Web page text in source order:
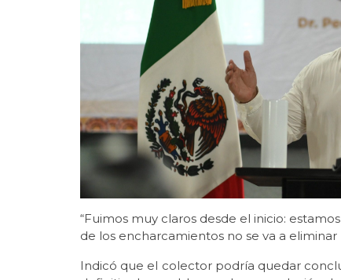
“Fuimos muy claros desde el inicio:
de los encharcamientos no se va a
Indicó que el colector podría quedar